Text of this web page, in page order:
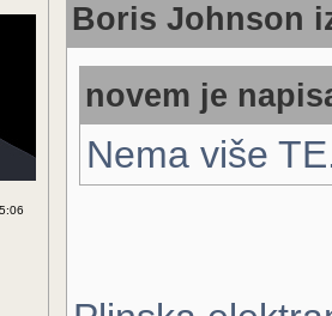
Boris Johnson
novem je
Nema više